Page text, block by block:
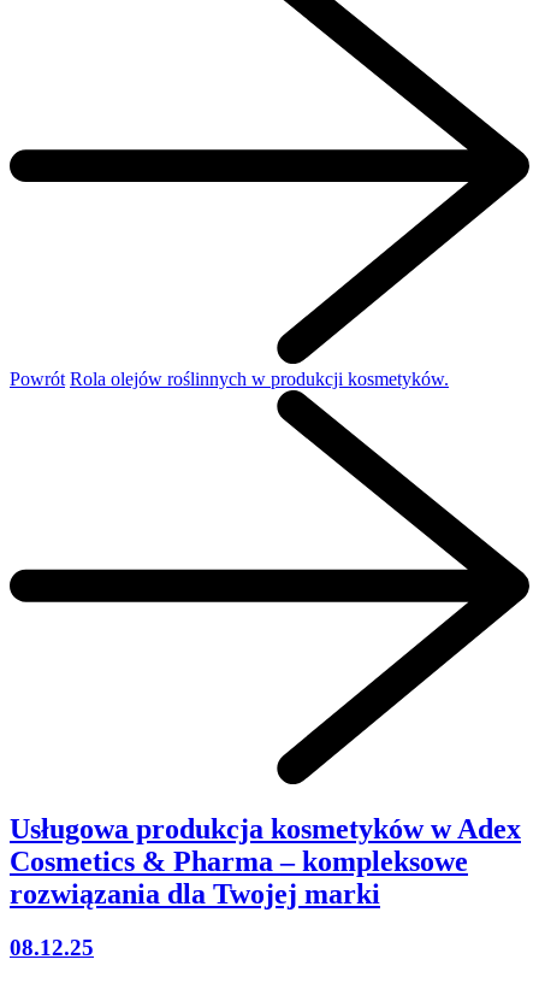
Powrót Rola olejów roślinnych w produkcji kosmetyków.
Usługowa produkcja kosmetyków w Adex
Cosmetics & Pharma – kompleksowe
rozwiązania dla Twojej marki
08.12.25